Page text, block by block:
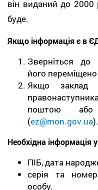
він виданий до 2000
буде.
Якщо інформація є в
Зверніться до
його
Якщо заклад
поштою або
(ez@mon.gov.ua).
Необхідна інформація
ПІБ, дата
серія та
особу.